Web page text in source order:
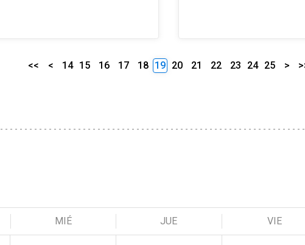
<< < 14 15 16 17 18 19 20 21 22 23 24 25 >
MIÉ JUE VIE